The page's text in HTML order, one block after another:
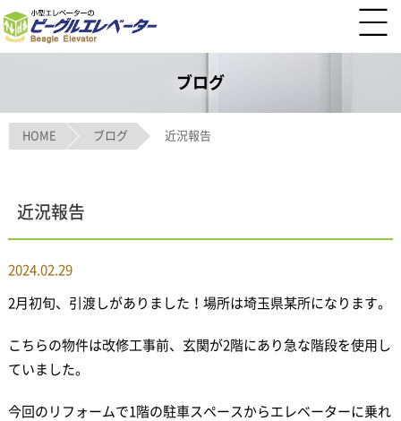
ブログ
HOME ブログ 近況報告
近況報告
2024.02.29
2月初旬、引渡しがありました！場所は埼玉県某所になります。
こちらの物件は改修工事前、玄関が2階にあり急な階段を使用し
ていました。
今回のリフォームで1階の駐車スペースからエレベーターに乗れ